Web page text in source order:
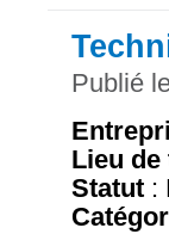
Publié
Lieu de
Statut :